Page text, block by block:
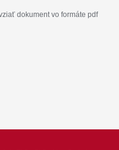
dokument vo formáte pdf